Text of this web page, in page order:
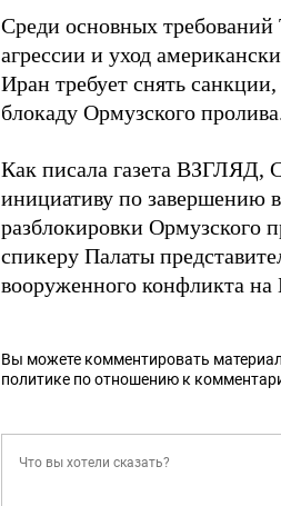
Среди основных требований
агрессии и уход
Иран требует снять
блокаду Ормузского
Как писала газета ВЗГЛЯД,
инициативу по завершению
разблокировки Ормузского
спикеру Палаты
вооруженного конфликта
Вы можете комментировать
политике по отношению к